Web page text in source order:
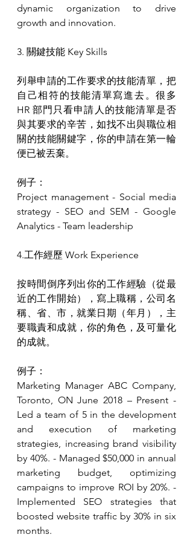
dynamic organization to drive
growth and innovation.
3. 關鍵技能 Key Skills
列舉申請的工作要求的技能清單，把
自己相符的技能清單寫進去。很多
HR 部門只看申請人的技能清單是否
與其要求的辛苦，如找不出與職位相
關的技能關鍵字，你的申請在第一輪
便已被丟棄。
例子：
Project management - Social media
strategy - SEO and SEM - Google
Analytics - Team leadership
4.工作經歷 Work Experience
按時間倒序列出你的工作經驗（從最
近的工作開始），寫上職稱，公司名
稱、省、市，就業日期（年月），主
要職責和成就，你的角色，及可量化
的成就。
例子：
Marketing Manager ABC Company,
Toronto, ON June 2018 – Present -
Led a team of 5 in the development
and execution of marketing
strategies, increasing brand visibility
by 40%. - Managed $50,000 in annual
marketing budget, optimizing
campaigns to improve ROI by 20%. -
Implemented SEO strategies that
boosted website traffic by 30% in six
months.